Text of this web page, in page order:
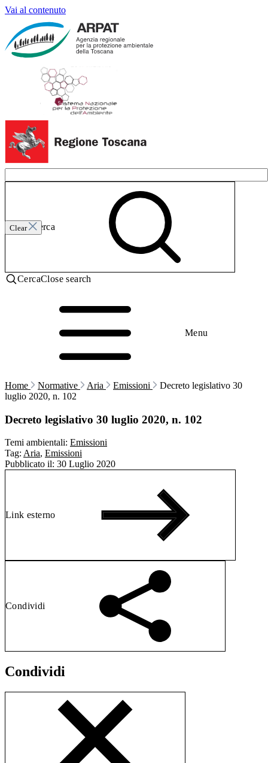
Vai al contenuto
Clear
Invia ricerca
CercaClose search
Menu
Home Normative Aria Emissioni
Decreto legislativo 30
luglio 2020, n. 102
Decreto legislativo 30 luglio 2020, n. 102
Temi ambientali: Emissioni
Tag: Aria, Emissioni
Pubblicato il: 30 Luglio 2020
Link esterno
Condividi
Condividi